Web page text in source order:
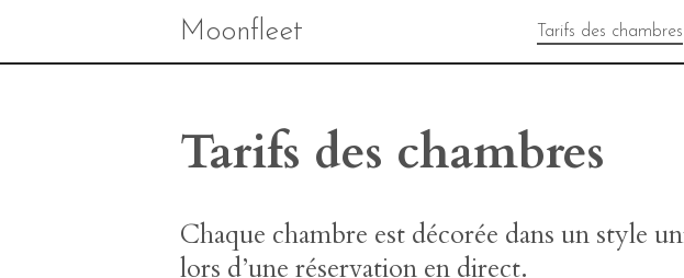
Moonfleet Tarifs des chambres
Tarifs des chambres
Chaque chambre est décorée dans un style
lors d’une réservation en direct.